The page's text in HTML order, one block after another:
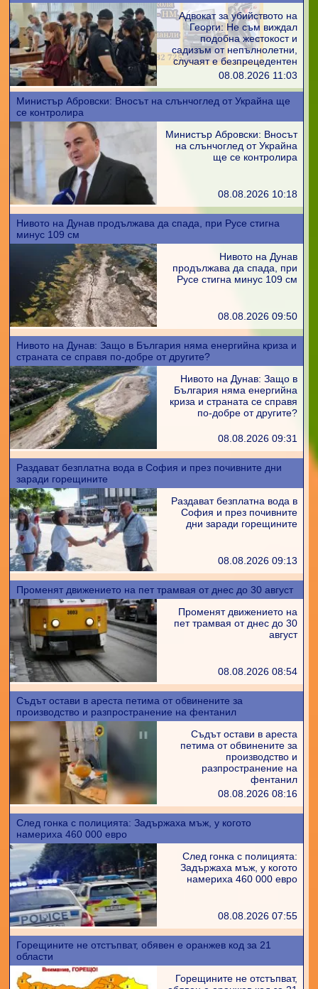
Адвокат за убийството на
Георги: Не съм виждал
подобна жестокост и
садизъм от непълнолетни,
случаят е безпрецедентен
08.08.2026 11:03
Министър Абровски: Вносът на слънчоглед от Украйна ще
се контролира
Министър Абровски: Вносът
на слънчоглед от Украйна
ще се контролира
08.08.2026 10:18
Нивото на Дунав продължава да спада, при Русе стигна
минус 109 см
Нивото на Дунав
продължава да спада, при
Русе стигна минус 109 см
08.08.2026 09:50
Нивото на Дунав: Защо в България няма енергийна криза и
страната се справя по-добре от другите?
Нивото на Дунав: Защо в
България няма енергийна
криза и страната се справя
по-добре от другите?
08.08.2026 09:31
Раздават безплатна вода в София и през почивните дни
заради горещините
Раздават безплатна вода в
София и през почивните
дни заради горещините
08.08.2026 09:13
Променят движението на пет трамвая от днес до 30 август
Променят движението на
пет трамвая от днес до 30
август
08.08.2026 08:54
Съдът остави в ареста петима от обвинените за
производство и разпространение на фентанил
Съдът остави в ареста
петима от обвинените за
производство и
разпространение на
фентанил
08.08.2026 08:16
След гонка с полицията: Задържаха мъж, у когото
намериха 460 000 евро
След гонка с полицията:
Задържаха мъж, у когото
намериха 460 000 евро
08.08.2026 07:55
Горещините не отстъпват, обявен е оранжев код за 21
области
Горещините не отстъпват,